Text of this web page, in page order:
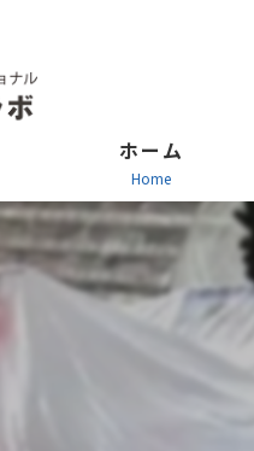
ホーム
home